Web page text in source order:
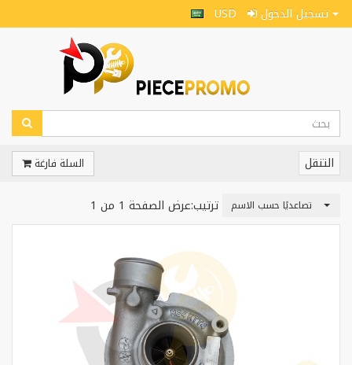
USD
التنقل السلة فارغة
ترتيب: تصاعديًا حسب الاسم عرض الصفحة 1 من 1